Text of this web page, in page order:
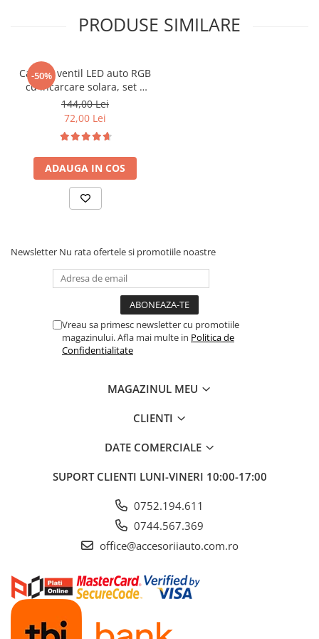
Covorase OPEL
Covorase PEUGEOT
Covorase PORSCHE
Covorase RENAULT
Covorase SKODA
Covorase SsangYong
Covorase SUZUKI
Covorase VOLKSWAGEN
Covorase VOLVO
ELECTRICE AUTO
Adaptoare Bricheta Auto
Cabluri Alimentare Date Telefon
Cabluri de Pornire
Redresoare Auto
Roboti Pornire Auto
Sigurante Auto
PRODUSE SIMILARE
-50%
Capace ventil LED auto RGB
cu incarcare solara, set 4
buc
144,00 Lei
72,00 Lei
ADAUGA IN COS
Newsletter Nu rata ofertele si promotiile noastre
Vreau sa primesc newsletter cu promotiile
magazinului. Afla mai multe in Politica de
Confidentialitate
MAGAZINUL MEU
CLIENTI
DATE COMERCIALE
SUPORT CLIENTI LUNI-VINERI 10:00-17:00
0752.194.611
0744.567.369
office@accesoriiauto.com.ro